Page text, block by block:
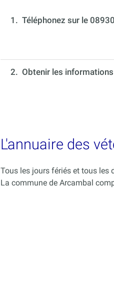
1. Téléphonez sur le
2. Obtenir les informations
L'annuaire des
Tous les jours fériés et tous les
La commune de Arcambal